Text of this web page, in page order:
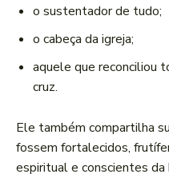
o sustentador de tudo;
o cabeça da igreja;
aquele que reconciliou
cruz.
Ele também compartilha
fossem fortalecidos,
espiritual e conscientes da